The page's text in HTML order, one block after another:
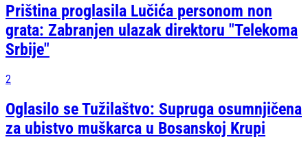
Priština proglasila Lučića personom non
grata: Zabranjen ulazak direktoru "Telekoma
Srbije"
2
Oglasilo se Tužilaštvo: Supruga osumnjičena
za ubistvo muškarca u Bosanskoj Krupi